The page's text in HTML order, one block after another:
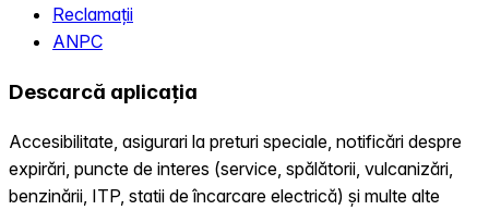
Reclamații
ANPC
Descarcă aplicația
Accesibilitate, asigurari la preturi speciale, notificări despre
expirări, puncte de interes (service, spălătorii, vulcanizări,
benzinării, ITP, statii de încarcare electrică) și multe alte